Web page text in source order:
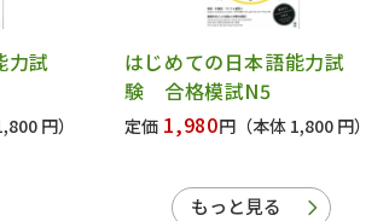
力試
円）
はじめての日本語能力試
験 合格模試N5
定価 1,980円 （本体 1,800 円）
もっと見る